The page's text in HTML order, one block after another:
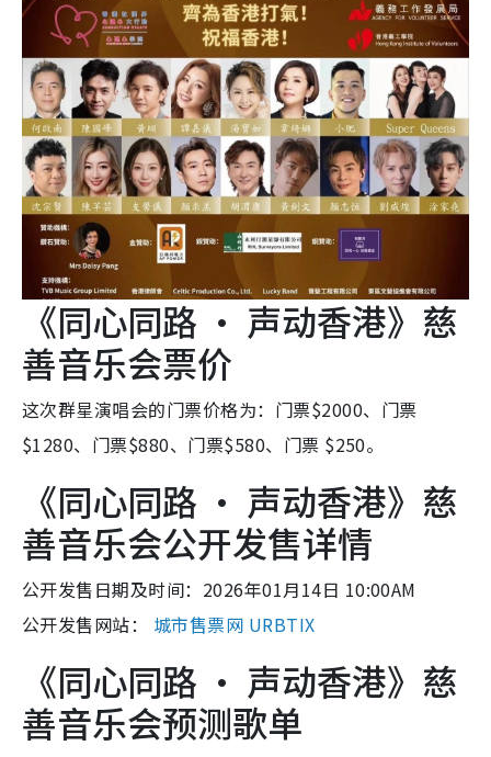
《同心同路 · 声动香港》慈
善音乐会票价
这次群星演唱会的门票价格为：门票$2000、门票
$1280、门票$880、门票$580、门票 $250。
《同心同路 · 声动香港》慈
善音乐会公开发售详情
公开发售日期及时间：2026年01月14日 10:00AM
公开发售网站： 城市售票网 URBTIX
《同心同路 · 声动香港》慈
善音乐会预测歌单